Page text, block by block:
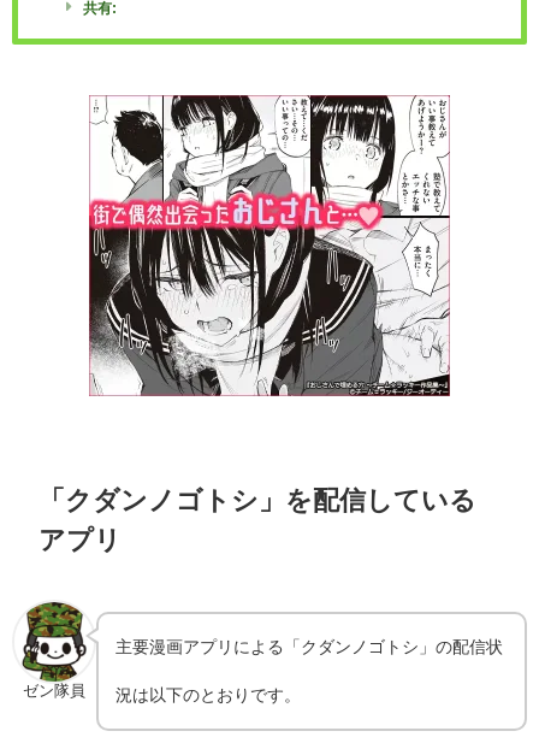
共有:
「クダンノゴトシ」を配信している
アプリ
ゼン隊員
主要漫画アプリによる「クダンノゴトシ」の配信状
況は以下のとおりです。